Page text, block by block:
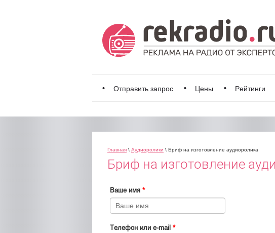
Отправить запрос Цены Рейтинги
Главная \ Аудиоролики \ Бриф на изготовление аудиоролика
Бриф на изготовление
Ваше имя *
Телефон или e-mail *